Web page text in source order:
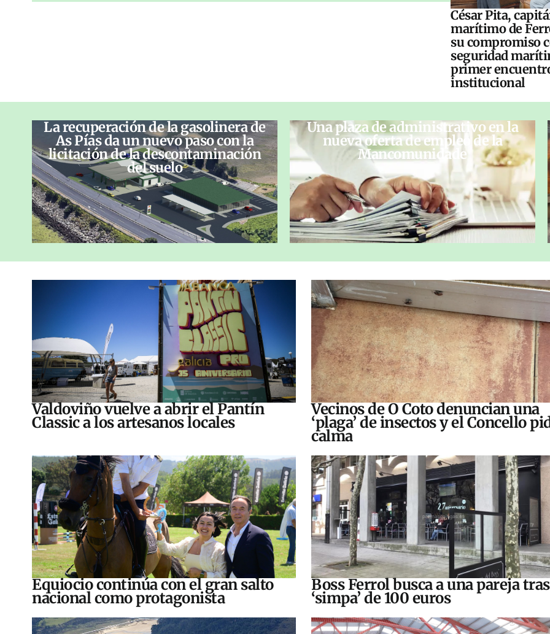
César Pita,
marítimo de
su compromiso
seguridad
primer
institucional
La recuperación de la gasolinera de
As Pías da un nuevo paso con la
licitación de la descontaminación
del suelo
Una plaza de administrativo en la
nueva oferta de empleo de la
Mancomunidade
Valdoviño vuelve a abrir el Pantín
Classic a los artesanos locales
Vecinos de O Coto denuncian una
‘plaga’ de insectos y el Concello
calma
Equiocio continúa con el gran salto
nacional como protagonista
Boss Ferrol busca a una pareja
‘simpa’ de 100 euros